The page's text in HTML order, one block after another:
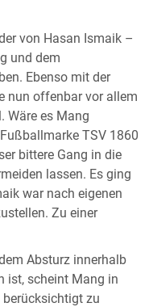
von Hasan Ismaik –
und dem
Ebenso mit der
nun offenbar vor allem
Wäre es Mang
TSV 1860
bittere Gang in die
lassen. Es ging
war nach eigenen
Zu einer
Absturz innerhalb
ist, scheint Mang in
zu